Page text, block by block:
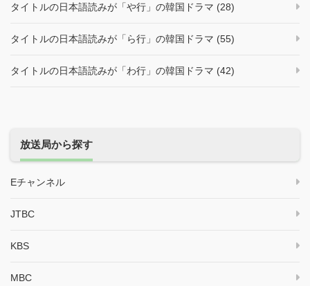
タイトルの日本語読みが「や行」の韓国ドラマ (28)
タイトルの日本語読みが「ら行」の韓国ドラマ (55)
タイトルの日本語読みが「わ行」の韓国ドラマ (42)
放送局から探す
Eチャンネル
JTBC
KBS
MBC